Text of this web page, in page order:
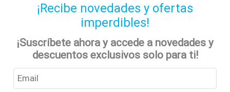
¡Recibe novedades y ofertas
imperdibles!
¡Suscríbete ahora y accede a novedades y
descuentos exclusivos solo para ti!
Inicio Tienda Especiales Pascuas - Easter Egg Holiday
Bonafide Pascuas